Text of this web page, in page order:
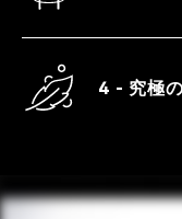
内側の加
4 - 究極